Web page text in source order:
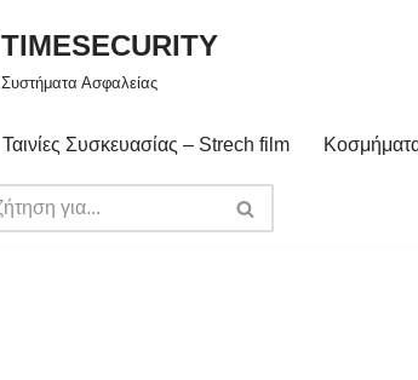
TIMESECURITY
Συστήματα Ασφαλείας
Ταινίες Συσκευασίας – Strech film